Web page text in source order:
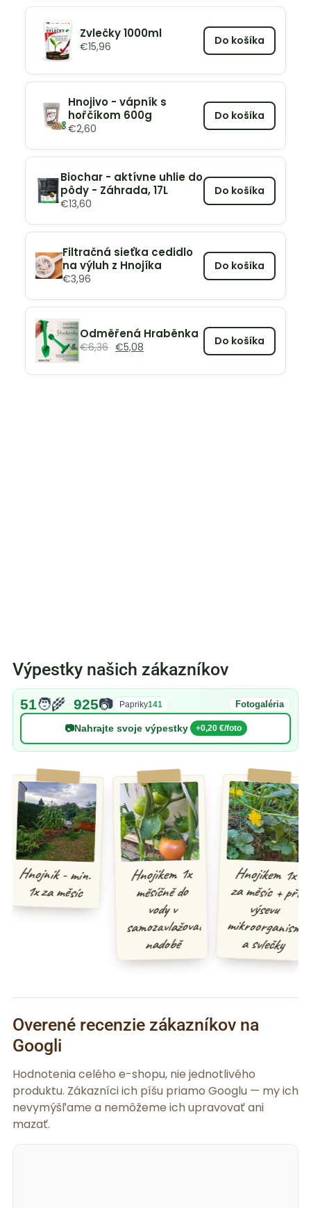
Zvlečky 1000ml
€15,96 Do košíka
Hnojivo - vápník s
hořčíkom 600g
€2,60
Do košíka
Biochar - aktívne uhlie do
pôdy - Záhrada, 17L
€13,60
Do košíka
Filtračná sieťka cedidlo
na výluh z Hnojíka
€3,96
Do košíka
Odměřená Hraběnka
€6,36 €5,08 Do košíka
Výpestky našich zákazníkov
51🧑‍🌾 · 925📷 Papriky141
📷Nahrajte svoje výpestky +0,20 €/foto
Fotogaléria
Hnojník - min.
1x za měsíc
Hnojíkem 1x
měsíčně do
vody v
samozavlažovací
nadobě
Hnojíkem 1x
za měsíc + při
výsevu
mikroorganismy
a svlečky
Overené recenzie zákazníkov na
Googli
Hodnotenia celého e-shopu, nie jednotlivého
produktu. Zákazníci ich píšu priamo Googlu — my ich
nevymýšľame a nemôžeme ich upravovať ani
mazať.